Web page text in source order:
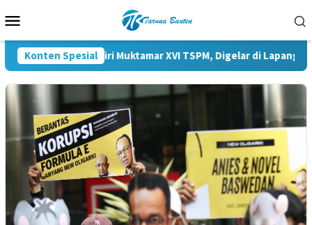
ke
Mobile
Konten Spesial
Sigit Hadiri Muktamar XVI TSPM, Digelar di Lapangan